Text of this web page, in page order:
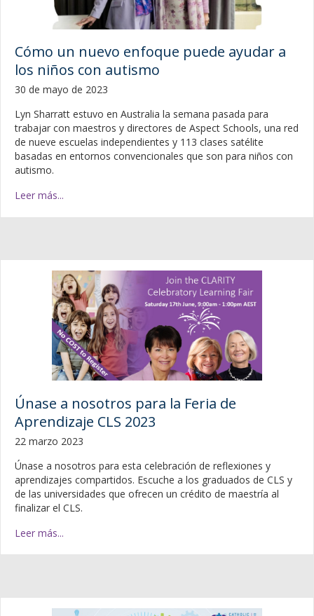
Cómo un nuevo enfoque puede ayudar a
los niños con autismo
30 de mayo de 2023
Lyn Sharratt estuvo en Australia la semana pasada para
trabajar con maestros y directores de Aspect Schools, una red
de nueve escuelas independientes y 113 clases satélite
basadas en entornos convencionales que son para niños con
autismo.
Leer más...
Únase a nosotros para la Feria de
Aprendizaje CLS 2023
22 marzo 2023
Únase a nosotros para esta celebración de reflexiones y
aprendizajes compartidos. Escuche a los graduados de CLS y
de las universidades que ofrecen un crédito de maestría al
finalizar el CLS.
Leer más...